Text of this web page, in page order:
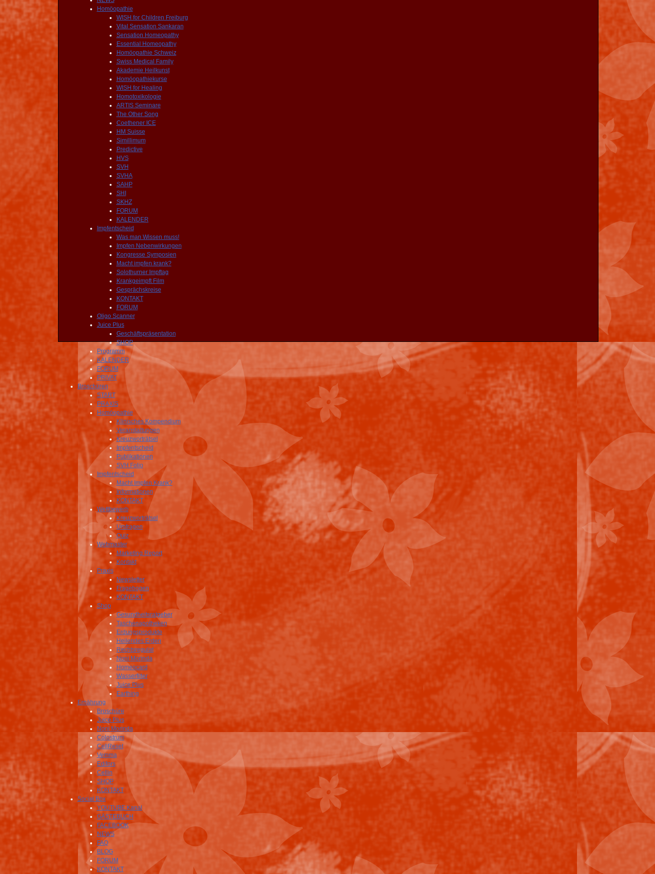
Homöopathie
WISH for Children Freiburg
Vital Sensation Sankaran
Sensation Homeopathy
Essential Homeopathy
Homöopathie Schweiz
Swiss Medical Family
Akademie Heilkunst
Homöopathiekurse
WISH for Healing
Homotoxikologie
ARTIS Seminare
The Other Song
Coethener ICE
HM Suisse
Simillimum
Predictive
HVS
SVH
SVHA
SAHP
SHI
SKHZ
FORUM
KALENDER
Impfentscheid
Was man Wissen muss!
Impfen Nebenwirkungen
Kongresse Symposien
Macht impfen krank?
Solothurner Impftag
Krankgeimpft Film
Gesprächskreise
KONTAKT
FORUM
Oligo Scanner
Juice Plus
Geschäftspräsentation
SHOP
Programm
KALENDER
FORUM
PRIVAT
Broschüren
START
PRAXIS
Homöopathie
Klinisches Kompendium
Veranstaltungen
Kreuzworträtsel
Impfentscheid
Publikationen
SVH Folio
Impfentscheid
Macht Impfen Krank?
Informationen
KONTAKT
Wettbewerb
Kreuzworträtsel
Umfragen
Quiz
Webmaster
Marketing Report
Kontakt
Praxis
Newsletter
Fragebogen
KONTAKT
Shop
Gesundheitsratgeber
Taschenapotheken
Erdungsprodukte
Heilendes Erden
Rechtsregulat
Noni Morinda
Homeocard
Wasserfilter
Juice Plus
Earthing
Ernährung
Broschüre
Juice Plus
Noni Morinda
Colostrum
CellReset
Vemma
Edifors
Cellin
SHOP
KONTAKT
Social Box
YOUTUBE Kanal
GÄSTEBUCH
FACEBOOK
NEWS
FAQ
BLOG
FORUM
KONTAKT